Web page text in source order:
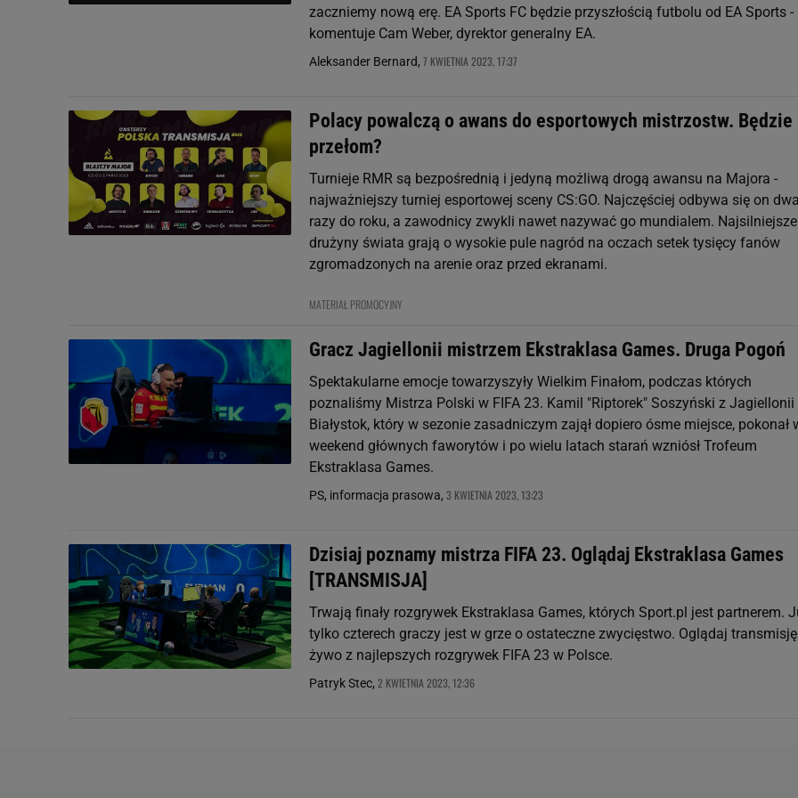
zaczniemy nową erę. EA Sports FC będzie przyszłością futbolu od EA Sports -
komentuje Cam Weber, dyrektor generalny EA.
Aleksander Bernard, 7 KWIETNIA 2023, 17:37
Polacy powalczą o awans do esportowych mistrzostw. Będzie
przełom?
Turnieje RMR są bezpośrednią i jedyną możliwą drogą awansu na Majora -
najważniejszy turniej esportowej sceny CS:GO. Najczęściej odbywa się on
razy do roku, a zawodnicy zwykli nawet nazywać go mundialem. Najsilniejsze
drużyny świata grają o wysokie pule nagród na oczach setek tysięcy fanów
zgromadzonych na arenie oraz przed ekranami.
MATERIAŁ PROMOCYJNY
Gracz Jagiellonii mistrzem Ekstraklasa Games. Druga Pogoń
Spektakularne emocje towarzyszyły Wielkim Finałom, podczas których
poznaliśmy Mistrza Polski w FIFA 23. Kamil "Riptorek" Soszyński z Jagiellonii
Białystok, który w sezonie zasadniczym zajął dopiero ósme miejsce, pokonał
weekend głównych faworytów i po wielu latach starań wzniósł Trofeum
Ekstraklasa Games.
PS, informacja prasowa, 3 KWIETNIA 2023, 13:23
Dzisiaj poznamy mistrza FIFA 23. Oglądaj Ekstraklasa Games
[TRANSMISJA]
Trwają finały rozgrywek Ekstraklasa Games, których Sport.pl jest partnerem.
tylko czterech graczy jest w grze o ostateczne zwycięstwo. Oglądaj
żywo z najlepszych rozgrywek FIFA 23 w Polsce.
Patryk Stec, 2 KWIETNIA 2023, 12:36